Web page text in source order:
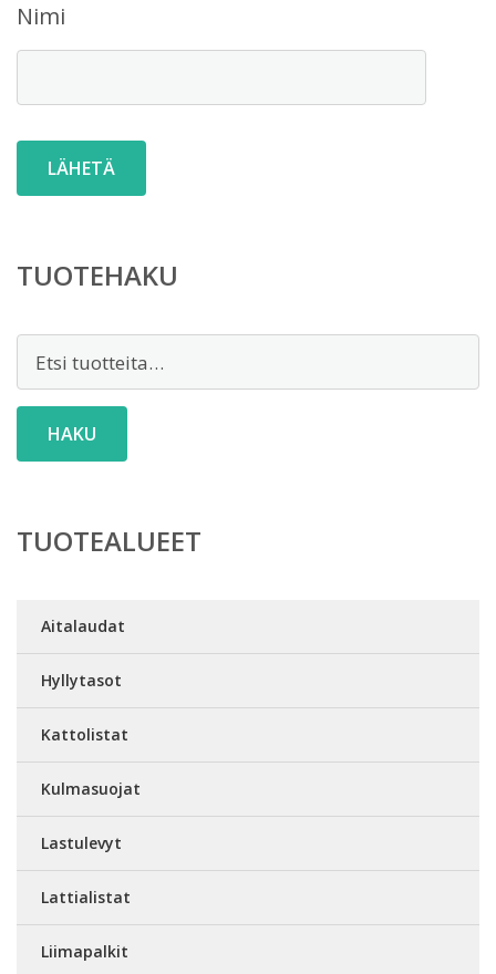
Nimi
TUOTEHAKU
HAKU
TUOTEALUEET
Aitalaudat
Hyllytasot
Kattolistat
Kulmasuojat
Lastulevyt
Lattialistat
Liimapalkit